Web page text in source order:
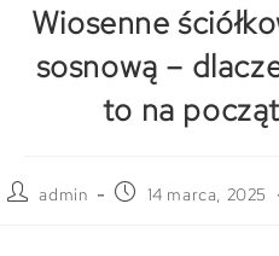
Wiosenne
sosnową –
to na
admin 14 marca, 2025